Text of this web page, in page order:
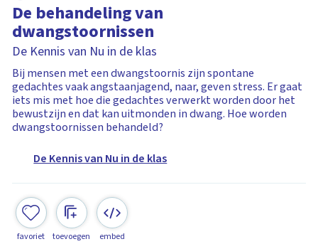
De behandeling van
dwangstoornissen
De Kennis van Nu in de klas
Bij mensen met een dwangstoornis zijn spontane
gedachtes vaak angstaanjagend, naar, geven stress. Er gaat
iets mis met hoe die gedachtes verwerkt worden door het
bewustzijn en dat kan uitmonden in dwang. Hoe worden
dwangstoornissen behandeld?
De Kennis van Nu in de klas
favoriet toevoegen embed